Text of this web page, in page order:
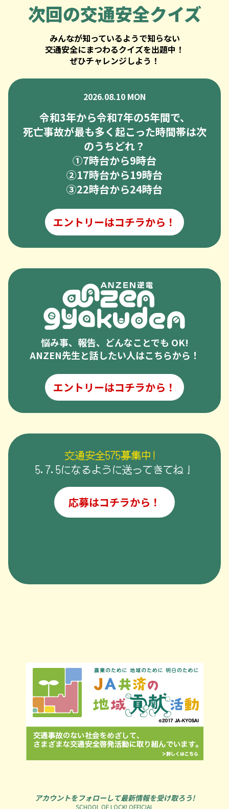
次回の交通安全クイズ
みんなが知っているようで知らない
交通安全にまつわるクイズを出題中！
ぜひチャレンジしよう！
2026.08.10 MON
令和3年から令和7年の5年間で、
死亡事故が最も多く起こった時間帯は次
のうちどれ？
➀7時台から9時台
②17時台から19時台
③22時台から24時台
エントリーはコチラから！
悩み事、報告、どんなことでも OK!
ANZEN先生と話したい人はこちらから！
エントリーはコチラから！
交通安全575募集中!
5.7.5になるように送ってきてね！
応募はコチラから！
アカウントをフォローして最新情報を受け取ろう!
SCHOOL OF LOCK! OFFICIAL